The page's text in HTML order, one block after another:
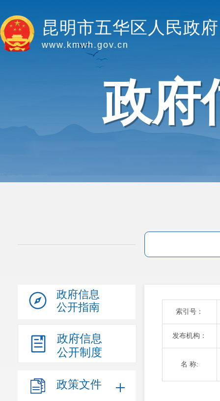
昆明市五华区人民政府
www.kmwh.gov.cn
政府
政府信息
公开指南
政府信息
公开制度
政策文件
索引号：
发布机构：
名 称: